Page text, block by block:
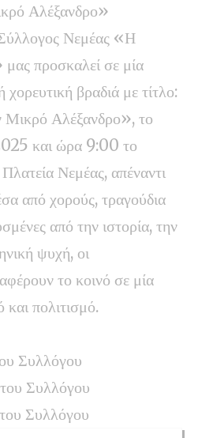
Αλέξανδρο»
Νεμέας «Η
προσκαλεί σε μία
βραδιά με τίτλο:
Μικρό Αλέξανδρο», το
και ώρα 9:00 το
Νεμέας, απέναντι
από χορούς, τραγούδια
από την ιστορία, την
ψυχή, οι
το κοινό σε μία
πολιτισμό.
Συλλόγου
Συλλόγου
Συλλόγου